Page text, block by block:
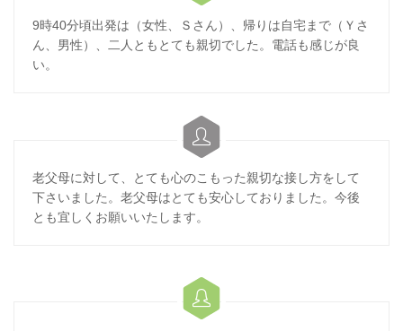
9時40分頃出発は（女性、Ｓさん）、帰りは自宅まで（Ｙさ
ん、男性）、二人ともとても親切でした。電話も感じが良
い。

老父母に対して、とても心のこもった親切な接し方をして
下さいました。老父母はとても安心しておりました。今後
とも宜しくお願いいたします。
